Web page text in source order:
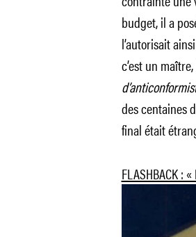
budget, il a
l’autorisait
c’est un
des centaines
final était
FLASHBACK :